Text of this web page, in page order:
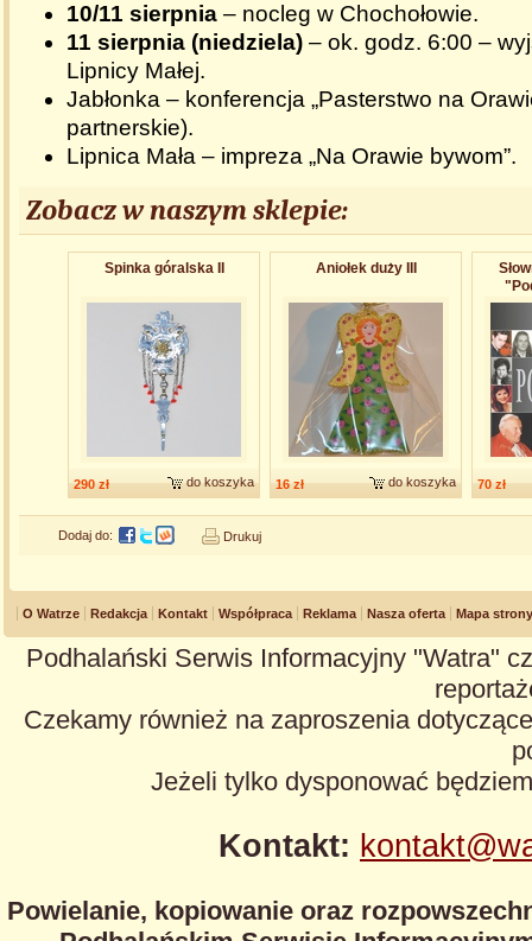
10/11 sierpnia – nocleg w Chochołowie.
11 sierpnia (niedziela) – ok. godz. 6:00 –
Lipnicy Małej.
Jabłonka – konferencja „Pasterstwo na
partnerskie).
Lipnica Mała – impreza „Na Orawie bywom”.
Zobacz w naszym sklepie:
Spinka góralska II
290 zł do koszyka
Aniołek duży III
16 zł do koszyka 70 zł
Dodaj do: Drukuj
O Watrze Redakcja Kontakt Współpraca Reklama Nasza oferta Mapa strony
Podhalański Serwis Informacyjny "Watra"
Czekamy również na zaproszenia
Jeżeli tylko dysponować
Kontakt:
Powielanie, kopiowanie oraz